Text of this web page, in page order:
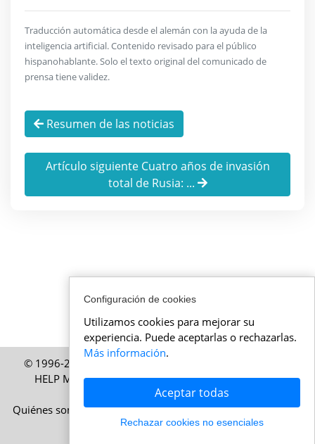
Traducción automática desde el alemán con la ayuda de la
inteligencia artificial. Contenido revisado para el público
hispanohablante. Solo el texto original del comunicado de
prensa tiene validez.
Resumen de las noticias
Artículo siguiente Cuatro años de invasión
total de Rusia: ...
© 1996-2026 ActualidadSuiza.mx – Una publicación de
HELP Media SA, Zúrich, Suiza – Todos los derechos
reservados
Quiénes somos|Aviso legal|Condiciones de uso|Política
de cookies|Política de privacidad
Configuración de cookies
Utilizamos cookies para mejorar su
experiencia. Puede aceptarlas o rechazarlas.
Más información.
Aceptar todas
Rechazar cookies no esenciales